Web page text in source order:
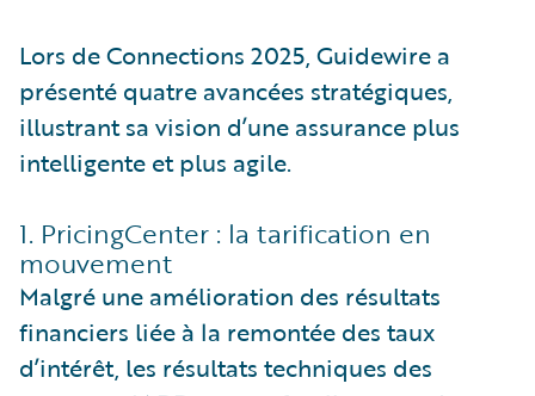
Lors de Connections 2025, Guidewire a
présenté quatre avancées stratégiques,
illustrant sa vision d’une assurance plus
intelligente et plus agile.
1. PricingCenter : la tarification en
mouvement
Malgré une amélioration des résultats
financiers liée à la remontée des taux
d’intérêt, les résultats techniques des